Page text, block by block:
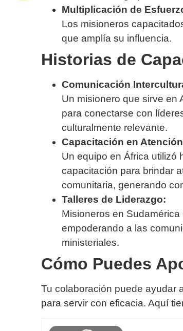
Multiplicación de
Los misioneros
que amplía su influencia.
Historias de
Comunicación
Un misionero que sirve en
para conectarse con
culturalmente relevante.
Capacitación en
Un equipo en África utilizó
capacitación para brindar
comunitaria, generando
Talleres de Liderazgo:
Misioneros en
empoderando a las
ministeriales.
Cómo Puedes
Tu colaboración puede ayudar
para servir con eficacia. Aquí